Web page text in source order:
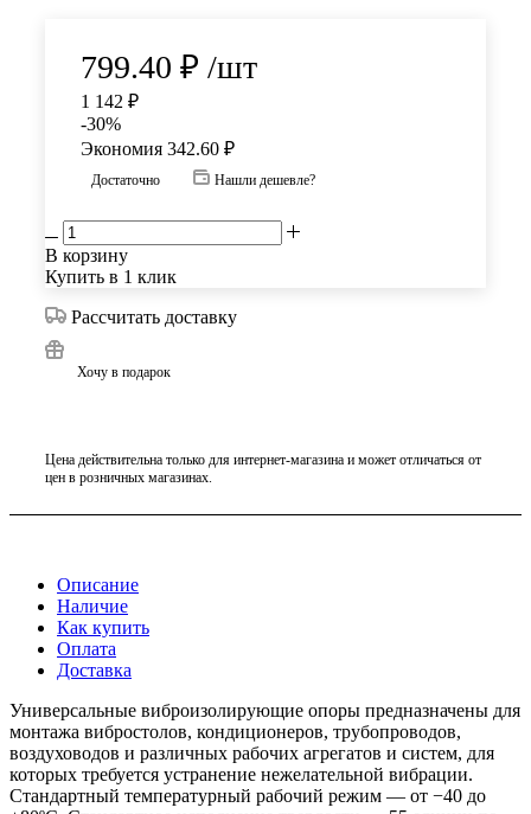
799.40 ₽ /шт
1 142 ₽
-30%
Экономия 342.60 ₽
Достаточно Нашли дешевле?
В корзину
Купить в 1 клик
Рассчитать доставку
Хочу в подарок
Цена действительна только для интернет-магазина и может отличаться от
цен в розничных магазинах.
Описание
Наличие
Как купить
Оплата
Доставка
Универсальные виброизолирующие опоры предназначены для
монтажа вибростолов, кондиционеров, трубопроводов,
воздуховодов и различных рабочих агрегатов и систем, для
которых требуется устранение нежелательной вибрации.
Стандартный температурный рабочий режим — от −40 до